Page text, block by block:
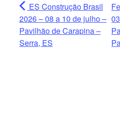
ES Construção Brasil
2026 – 08 a 10 de julho –
Pavilhão de Carapina –
Serra, ES